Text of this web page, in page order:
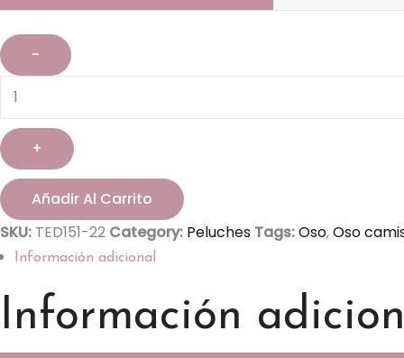
Añadir Al Carrito
SKU: TED151-22 Category: Peluches Tags:Oso,Oso
Información adicional
Información